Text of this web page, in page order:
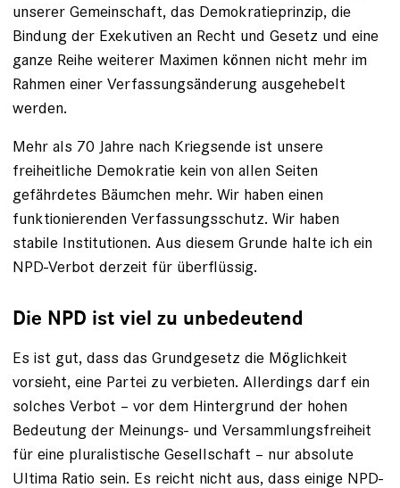
unserer Gemeinschaft, das Demokratieprinzip, die
Bindung der Exekutiven an Recht und Gesetz und eine
ganze Reihe weiterer Maximen können nicht mehr im
Rahmen einer Verfassungsänderung ausgehebelt
werden.
Mehr als 70 Jahre nach Kriegsende ist unsere
freiheitliche ­Demokratie kein von allen Seiten
gefährdetes Bäumchen mehr. Wir haben einen
funktionierenden Verfassungsschutz. Wir haben
stabile Institutionen. Aus diesem Grunde halte ich ein
NPD-Verbot derzeit für überflüssig.
Die NPD ist viel zu unbedeutend
Es ist gut, dass das Grundgesetz die Möglichkeit
vorsieht, eine Partei zu verbieten. Allerdings darf ein
solches Verbot – vor dem Hintergrund der hohen
Bedeutung der Meinungs- und Versammlungsfreiheit
für eine pluralistische Gesellschaft – nur absolute
Ultima Ratio sein. Es reicht nicht aus, dass einige NPD-